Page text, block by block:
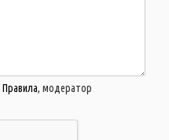
Правила, модератор